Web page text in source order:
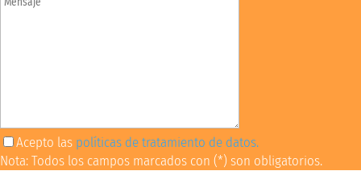
Acepto las políticas de tratamiento de datos.
Nota: Todos los campos marcados con (*) son obligatorios.